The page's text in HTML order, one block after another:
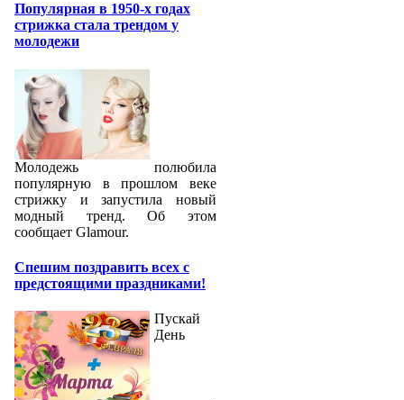
Популярная в 1950-х годах
стрижка стала трендом у
молодежи
Молодежь полюбила
популярную в прошлом веке
стрижку и запустила новый
модный тренд. Об этом
сообщает Glamour.
Спешим поздравить всех с
предстоящими праздниками!
Пускай
День